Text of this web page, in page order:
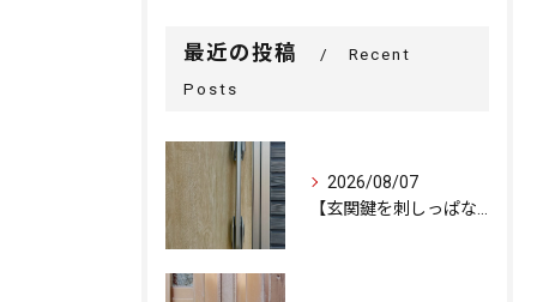
最近の投稿
Recent
Posts
2026/08/07